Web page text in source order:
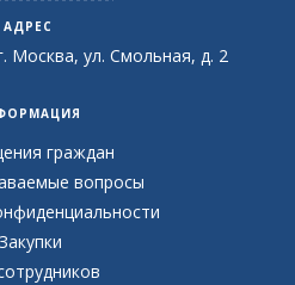
АДРЕС
Москва, ул. Смольная, д. 2
граждан
вопросы
Закупки